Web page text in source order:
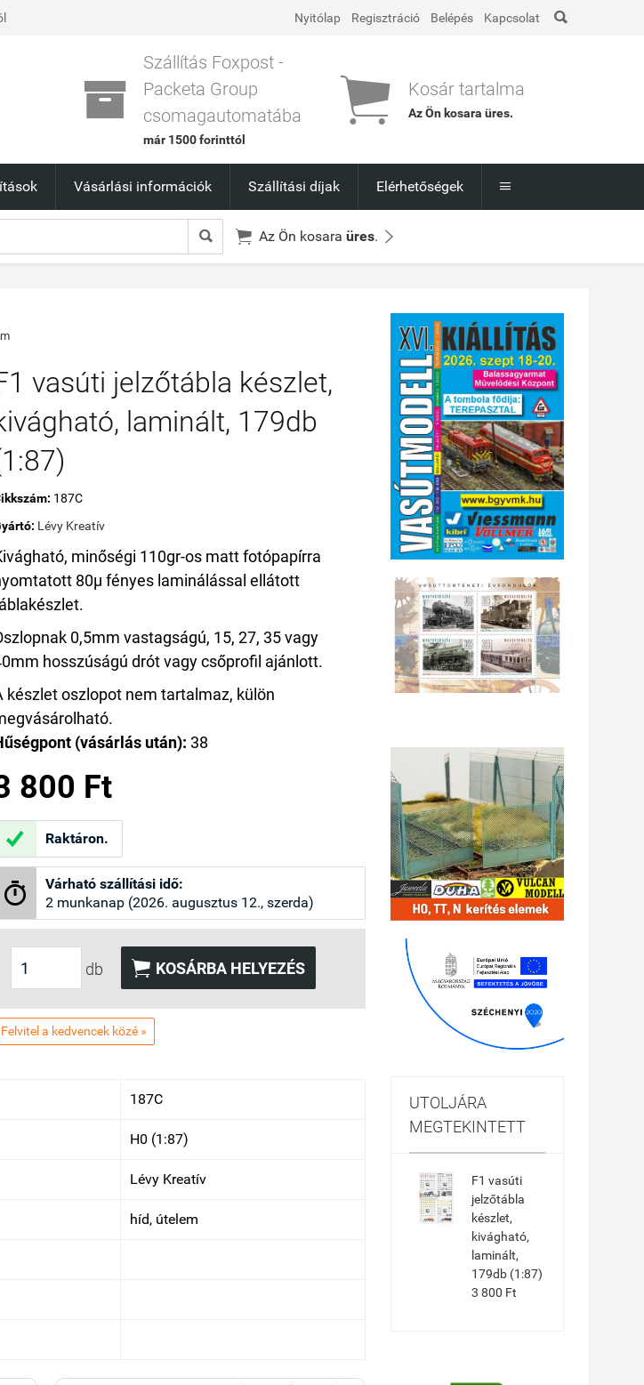
Nyitólap Regisztráció Belépés Kapcsolat 

Szállítás Foxpost -
Packeta Group
csomagautomatába
már 1500 forinttól
 Kosár tartalma
Az Ön kosaraüres.
Vásárlási információk Szállítási díjak Elérhetőségek 
  Az Ön kosara üres. 
vasúti jelzőtábla készlet,
laminált, 179db
187C
Lévy Kreatív
minőségi 110gr-os matt fotópapírra
80µ fényes laminálással ellátott
0,5mm vastagságú, 15, 27, 35 vagy
hosszúságú drót vagy csőprofil ajánlott.
készlet oszlopot nem tartalmaz, külön
(vásárlás után): 38
800 Ft
 Raktáron.

Várható szállítási idő:
2 munkanap (2026. augusztus 12., szerda)
db  KOSÁRBA HELYEZÉS
Felvitel a kedvencek közé »
187C
H0 (1:87)
Lévy Kreatív
híd, útelem
UTOLJÁRA
MEGTEKINTETT
F1 vasúti
jelzőtábla
készlet,
kivágható,
laminált,
179db (1:87)
3 800 Ft